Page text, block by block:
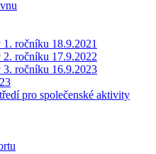
ročníku 18.9.2021
ročníku 17.9.2022
ročníku 16.9.2023
pro společenské aktivity